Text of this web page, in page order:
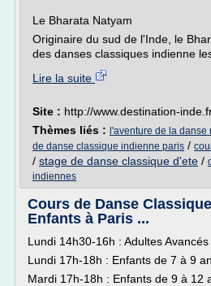
Le Bharata Natyam
Originaire du sud de l'Inde, le
des danses classiques indienne
Lire la suite
Site : http://www.destination-
Thèmes liés : l'aventure de la danse
de danse classique indienne paris /
/ stage de danse classique d'ete /
indiennes
Cours de Danse
Enfants à Paris ...
Lundi 14h30-16h : Adultes Avancés
Lundi 17h-18h : Enfants de 7 à 9
Mardi 17h-18h : Enfants de 9 à 12